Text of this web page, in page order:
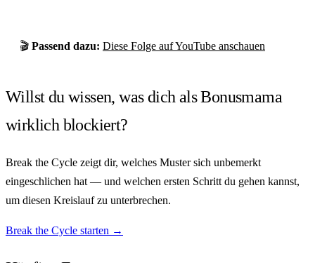
🎬 Passend dazu: Diese Folge auf YouTube anschauen
Willst du wissen, was dich als Bonusmama
wirklich blockiert?
Break the Cycle zeigt dir, welches Muster sich unbemerkt
eingeschlichen hat — und welchen ersten Schritt du gehen kannst,
um diesen Kreislauf zu unterbrechen.
Break the Cycle starten →